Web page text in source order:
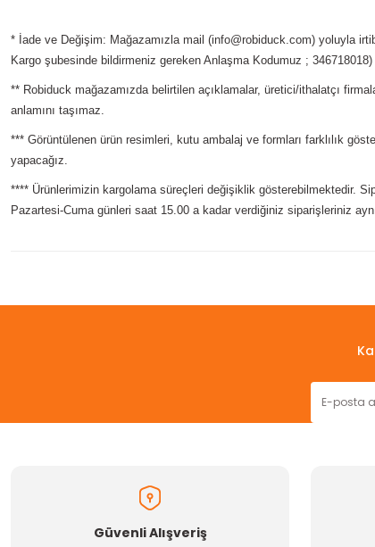
* İade ve Değişim: Mağazamızla mail (info@robiduck.com) yoluyla
Kargo şubesinde bildirmeniz gereken Anlaşma Kodumuz ; 346718018)
** Robiduck mağazamızda belirtilen açıklamalar, üretici/ithalatçı
anlamını taşımaz.
*** Görüntülenen ürün resimleri, kutu ambalaj ve formları farklılık
yapacağız.
**** Ürünlerimizin kargolama süreçleri değişiklik gösterebilmektedir.
Pazartesi-Cuma günleri saat 15.00 a kadar verdiğiniz siparişleriniz
Görüş ve önerileriniz için teşekkür ederiz.
Güvenli Alışveriş